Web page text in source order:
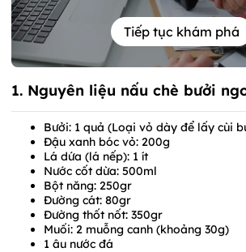
Tiếp tục khám phá
1. Nguyên liệu nấu chè bưởi
Bưởi: 1 quả (Loại vỏ dày để lấy cùi
Đậu xanh bóc vỏ: 200g
Lá dứa (lá nếp): 1 ít
Nước cốt dừa: 500ml
Bột năng: 250gr
Đường cát: 80gr
Đường thốt nốt: 350gr
Muối: 2 muỗng canh (khoảng 30g)
1 âu nước đá